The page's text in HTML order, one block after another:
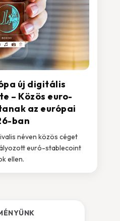
új digitális
– Közös euro-
az európai
ban
néven közös céget
euró-stablecoint
ellen.